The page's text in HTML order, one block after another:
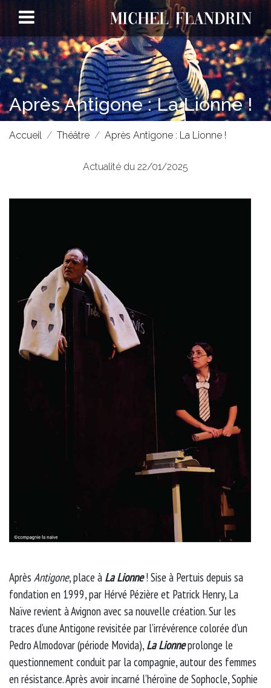
Après Antigone : La Lionne !
Accueil Théâtre Après Antigone : La Lionne !
Actualité du 22/01/2025
Après Antigone, place à La Lionne! Sise à Pertuis depuis sa
fondation en 1999, par Hérvé Pézière et Patrick Henry, La
Naïve revient à Avignon avec sa nouvelle création. Sur les
traces d’une Antigone revisitée par l’irrévérence colorée d’un
Pedro Almodovar (période Movida), La Lionneprolonge le
questionnement conduit par la compagnie, autour des femmes
en résistance. Après avoir incarné l’héroïne de Sophocle, Sophie